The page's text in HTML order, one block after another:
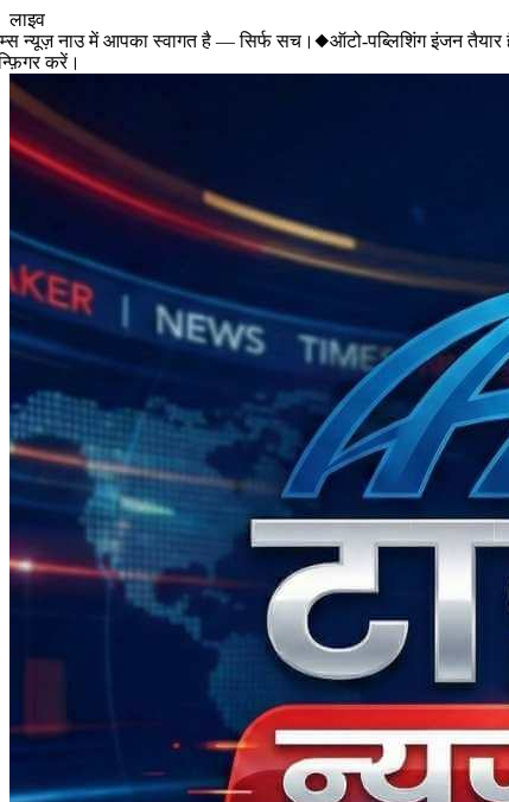
लाइव
न्यूज़ नाउ में आपका स्वागत है — सिर्फ सच।◆ ऑटो-पब्लिशिंग इंजन तैयार
करें।